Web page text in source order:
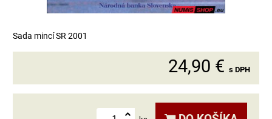
Sada mincí SR 2001
24,90 € s DPH